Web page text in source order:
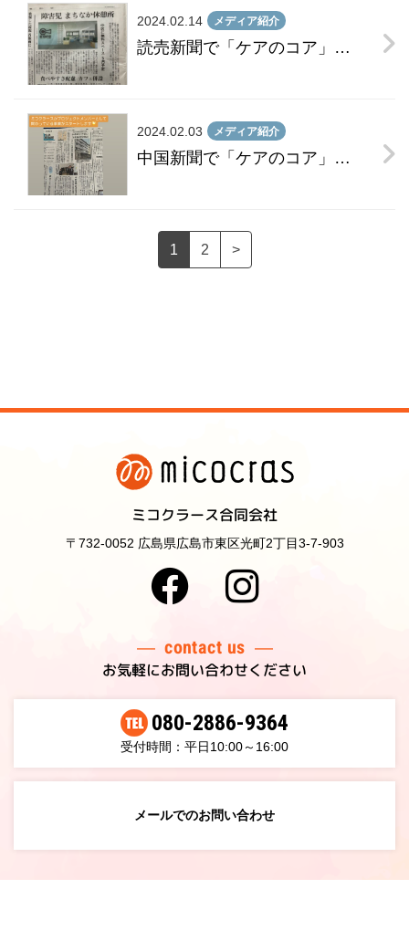
2024.02.14 メディア紹介
読売新聞で「ケアのコア」プロジェクトが紹介されました
2024.02.03 メディア紹介
中国新聞で「ケアのコア」プロジェクトが紹介されました
1 2 >
ミコクラース合同会社
〒732-0052 広島県広島市東区光町2丁目3-7-903
contact us
お気軽にお問い合わせください
080-2886-9364
受付時間：平日10:00～16:00
メールでのお問い合わせ